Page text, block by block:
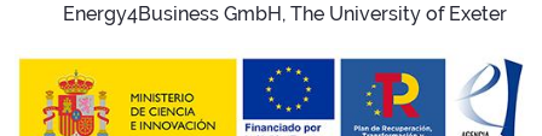
Energy4Business GmbH, The University of Exeter